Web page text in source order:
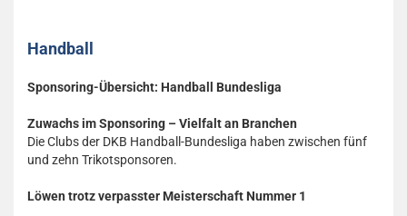
Handball
Sponsoring-Übersicht: Handball Bundesliga
Zuwachs im Sponsoring – Vielfalt an Branchen
Die Clubs der DKB Handball-Bundesliga haben zwischen fünf
und zehn Trikotsponsoren.
Löwen trotz verpasster Meisterschaft Nummer 1